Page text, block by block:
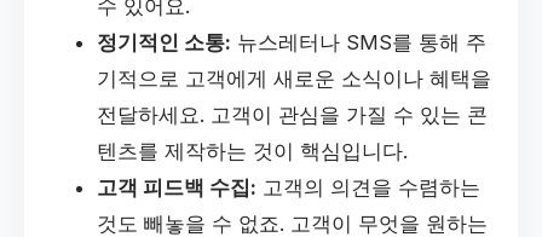
수 있어요.
정기적인 소통: 뉴스레터나 SMS를 통해 주
기적으로 고객에게 새로운 소식이나 혜택을
전달하세요. 고객이 관심을 가질 수 있는 콘
텐츠를 제작하는 것이 핵심입니다.
고객 피드백 수집: 고객의 의견을 수렴하는
것도 빼놓을 수 없죠. 고객이 무엇을 원하는